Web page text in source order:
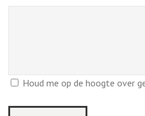
Houd me op de hoogte over